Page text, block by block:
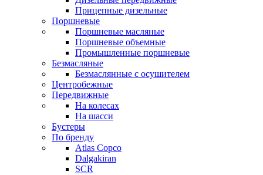
Прицепные дизельные
Поршневые
Поршневые масляные
Поршневые объемные
Промышленные поршневые
Безмасляные
Безмаслянные с осушителем
Центробежные
Передвижные
На колесах
На шасси
Бустеры
По бренду
Atlas Copco
Dalgakiran
SCR